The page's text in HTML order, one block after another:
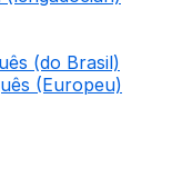
(do Brasil)
(Europeu)